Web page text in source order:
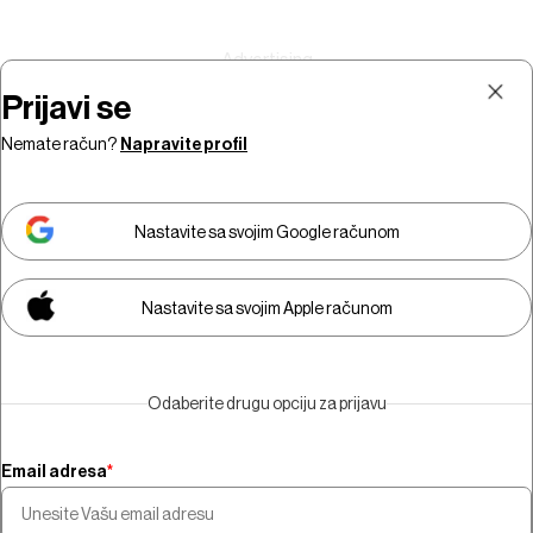
Morate biti pretplatnik da biste
gledali video sadržaj.
Pretplatite se
Prijavi se
Nemate račun? Napravite profil
Nastavite sa svojim Google računom
Nastavite sa svojim Apple računom
Odaberite drugu opciju za prijavu
Email adresa*